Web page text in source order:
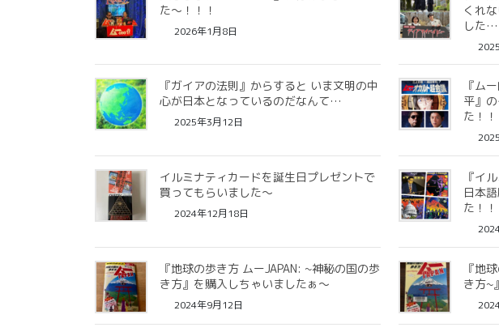
た〜！！！
2026年1月8日
くれ
した…
『ガイアの法則』からすると いま文明の中
心が日本となっているのだなんて…
2025年3月12日
『ム
平』
た！！
イルミナティカードを誕生日プレゼントで
買ってもらいました〜
2024年12月18日
『イ
日本
た！！
『地球の歩き方 ムーJAPAN: ~神秘の国の歩
き方』を購入しちゃいましたぁ〜
2024年9月12日
『地
き方~